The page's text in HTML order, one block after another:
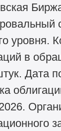
уровня.
в
Дата